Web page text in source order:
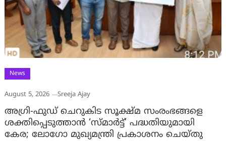
News
August 5, 2026 Sreeja Ajay
അഗ്രി-ഫുഡ് ചെറുകിട സൂക്ഷ്മ സംരംഭങ്ങളെ
ശക്തിപ്പെടുത്താന്‍ ‘സ്മാര്‍ട്ട്’ പദ്ധതിയുമായി
കേര; ലോഗോ മുഖ്യമന്ത്രി പ്രകാശനം ചെയ്തു